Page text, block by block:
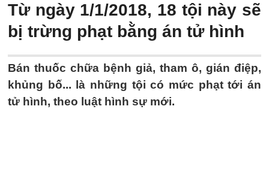
Từ ngày 1/1/2018, 18 tội này sẽ
bị trừng phạt bằng án tử hình
Bán thuốc chữa bệnh giả, tham ô, gián điệp,
khủng bố... là những tội có mức phạt tới án
tử hình, theo luật hình sự mới.